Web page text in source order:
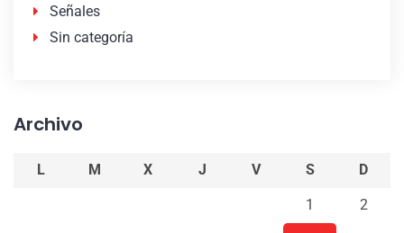
Señales
Sin categoría
Archivo
L M X J V S D
1 2